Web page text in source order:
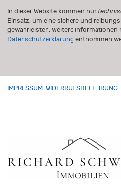
In dieser Website kommen nur
Einsatz, um eine sichere und
gewährleisten. Weitere Informationen
Datenschutzerklärung entnommen
IMPRESSUM WIDERRUFSBELEHRUNG